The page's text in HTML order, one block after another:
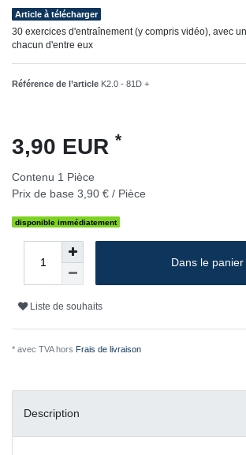
Article à télécharger
30 exercices d'entraînement (y compris vidéo), avec
chacun d'entre eux
Référence de l’article K2.0 - 81D +
3,90 EUR *
Contenu 1 Pièce
Prix de base 3,90 € / Pièce
disponible immédiatement
Dans le panier
Liste de souhaits
* avec TVA hors Frais de livraison
Description